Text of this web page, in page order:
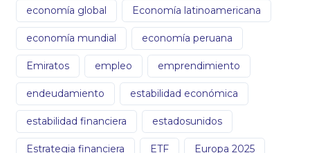
economía global Economía latinoamericana
economía mundial economía peruana
Emiratos empleo emprendimiento
endeudamiento estabilidad económica
estabilidad financiera estadosunidos
Estrategia financiera ETF Europa 2025